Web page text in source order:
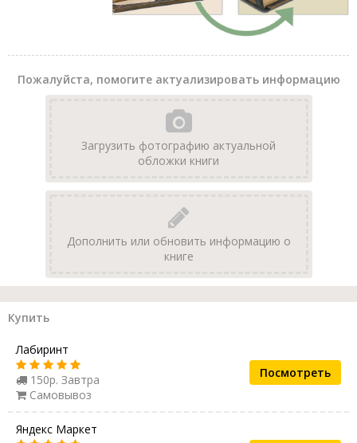
Пожалуйста, помогите актуализировать информацию
Загрузить фотографию актуальной
обложки книги
Дополнить или обновить информацию о
книге
Купить
Лабиринт
150р. Завтра
Самовывоз
Посмотреть
Яндекс Маркет